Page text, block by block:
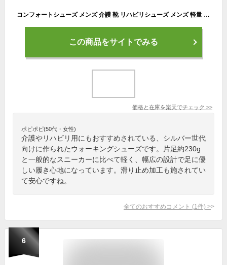
コンフォートシューズ メンズ 介護 靴 リハビリシューズ メンズ 軽量 軽い 幅広 ゆったり 面ファスナー ウォーキング スニーカー 滑りにくい 滑り止め コンフォート 歩きやすい 反射板 紳士 男性用 屋外履き 介護用シューズ 高齢者用シューズ 介護用靴 父の日 敬老の日 2804
この商品をサイトでみる
価格と在庫を楽天でチェック >>
ポピポピ(50代・女性)
介護やリハビリ用にもおすすめされている、シルバー世代
向けに作られたウォーキングシューズです。片足約230g
と一般的なスニーカーに比べて軽く、幅広の設計で足に優
しい履き心地になっています。滑り止め加工も施されてい
て安心ですね。
全てのおすすめコメント (1 件) >
6